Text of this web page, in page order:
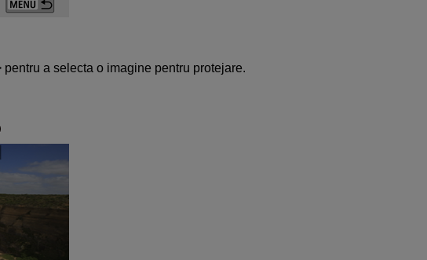
pentru a selecta o imagine pentru protejare.